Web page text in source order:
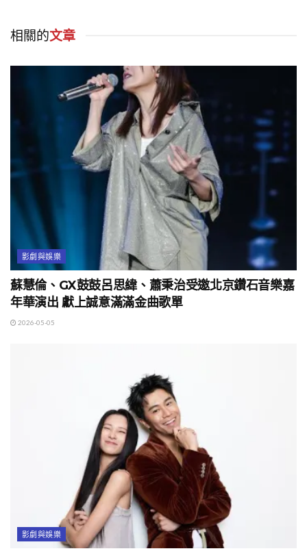
相關的文章
影劇與娛樂
蘇慧倫、GX鼓鼓呂思緯、蕭秉治受邀北京鑽石音樂嘉
年華演出 獻上誠意滿滿金曲歌單
2026-05-05
影劇與娛樂